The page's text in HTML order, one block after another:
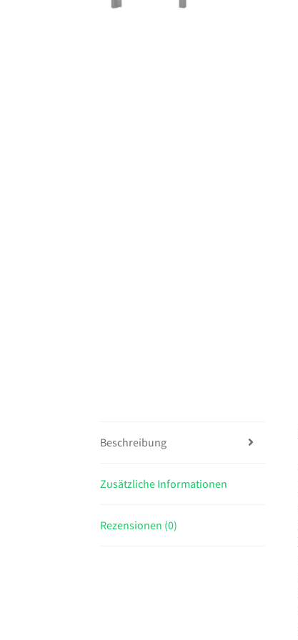
Beschreibung
Zusätzliche Informationen
Rezensionen (0)